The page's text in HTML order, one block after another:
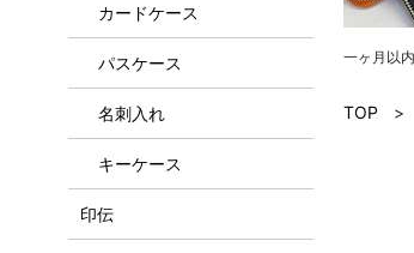
カードケース
パスケース
名刺入れ
キーケース
印伝
一ヶ月以
TOP >